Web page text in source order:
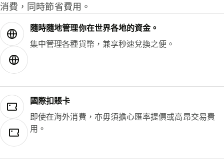
消費，同時節省費用。
隨時隨地管理你在世界各地的資金。
集中管理各種貨幣，兼享秒速兌換之便。
國際扣賬卡
即使在海外消費，亦毋須擔心匯率提價或高昂交易費
用。